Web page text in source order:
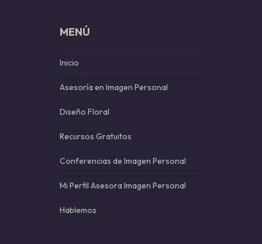
MENÚ
Inicio
Asesoría en Imagen Personal
Diseño Floral
Recursos Gratuitos
Conferencias de Imagen Personal
Mi Perfil Asesora Imagen Personal
Hablemos